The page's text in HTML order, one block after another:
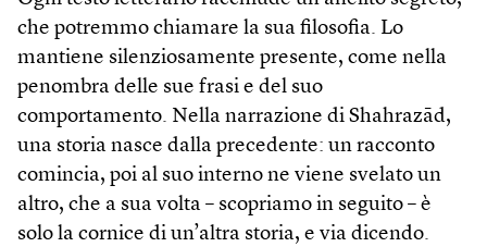
che potremmo chiamare la sua filosofia. Lo
mantiene silenziosamente presente, come nella
penombra delle sue frasi e del suo
comportamento. Nella narrazione di Shahrazād,
una storia nasce dalla precedente: un racconto
comincia, poi al suo interno ne viene svelato un
altro, che a sua volta – scopriamo in seguito – è
solo la cornice di un’altra storia, e via dicendo.